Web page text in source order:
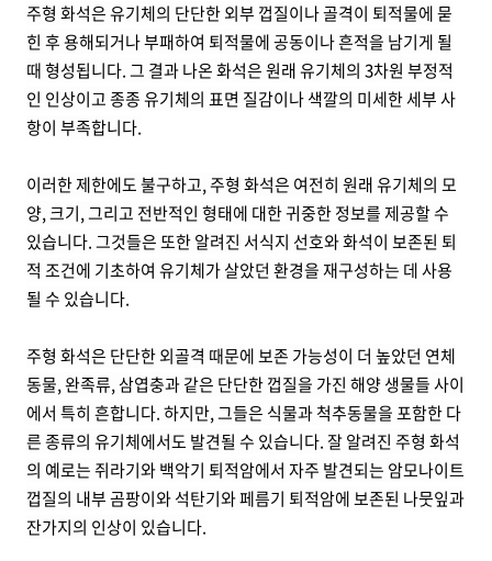
주형 화석은 유기체의 단단한 외부 껍질이나 골격이 퇴적물에 묻
힌 후 용해되거나 부패하여 퇴적물에 공동이나 흔적을 남기게 될
때 형성됩니다. 그 결과 나온 화석은 원래 유기체의 3차원 부정적
인 인상이고 종종 유기체의 표면 질감이나 색깔의 미세한 세부 사
항이 부족합니다.
이러한 제한에도 불구하고, 주형 화석은 여전히 원래 유기체의 모
양, 크기, 그리고 전반적인 형태에 대한 귀중한 정보를 제공할 수
있습니다. 그것들은 또한 알려진 서식지 선호와 화석이 보존된 퇴
적 조건에 기초하여 유기체가 살았던 환경을 재구성하는 데 사용
될 수 있습니다.
주형 화석은 단단한 외골격 때문에 보존 가능성이 더 높았던 연체
동물, 완족류, 삼엽충과 같은 단단한 껍질을 가진 해양 생물들 사이
에서 특히 흔합니다. 하지만, 그들은 식물과 척추동물을 포함한 다
른 종류의 유기체에서도 발견될 수 있습니다. 잘 알려진 주형 화석
의 예로는 쥐라기와 백악기 퇴적암에서 자주 발견되는 암모나이트
껍질의 내부 곰팡이와 석탄기와 페름기 퇴적암에 보존된 나뭇잎과
잔가지의 인상이 있습니다.